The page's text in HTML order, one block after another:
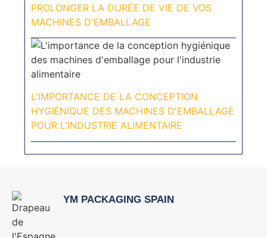
PROLONGER LA DURÉE DE VIE DE VOS
MACHINES D'EMBALLAGE
L'IMPORTANCE DE LA CONCEPTION
HYGIÉNIQUE DES MACHINES D'EMBALLAGE
POUR L'INDUSTRIE ALIMENTAIRE
YM PACKAGING SPAIN